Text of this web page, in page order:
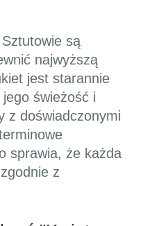
są
najwyższą
jest starannie
świeżość i
z doświadczonymi
sprawia, że każda
z